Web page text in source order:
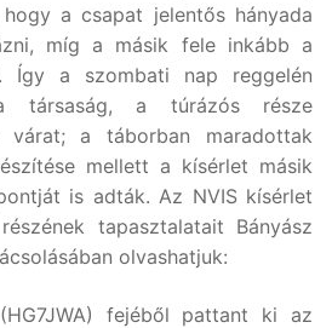
a csapat jelentős hányada
míg a másik fele inkább a
Így a szombati nap reggelén
társaság, a túrázós része
várat; a táborban maradottak
mellett a kísérlet másik
is adták. Az NVIS kísérlet
tapasztalatait Bányász
olvashatjuk:
fejéből pattant ki az